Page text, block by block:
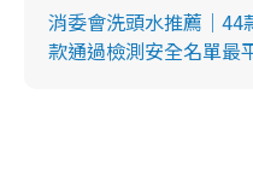
消委會洗頭水推薦｜44
款通過檢測安全名單最